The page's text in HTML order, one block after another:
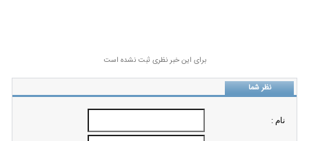
برای این خبر نظری ثبت نشده است
نظر شما
نام :